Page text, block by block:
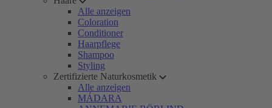
Alle anzeigen
Coloration
Conditioner
Haarpflege
Shampoo
Styling
Zertifizierte Naturkosmetik
Alle anzeigen
MÁDARA